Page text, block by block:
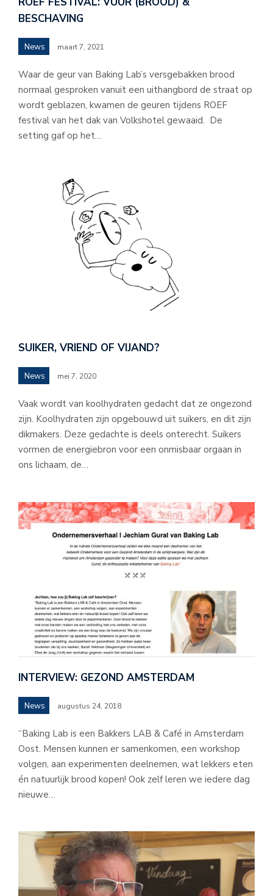
BESCHAVING
News maart 7, 2021
Waar de geur van Baking Lab’s versgebakken brood
normaal gesproken vanuit een uithangbord de straat op
wordt geblazen, kwamen de geuren tijdens ROEF
festival van het dak van Volkshotel gewaaid. De
setting gaf op het…
SUIKER, VRIEND OF VIJAND?
News mei 7, 2020
Vaak wordt van koolhydraten gedacht dat ze ongezond
zijn. Koolhydraten zijn opgebouwd uit suikers, en dit zijn
dikmakers. Deze gedachte is deels onterecht. Suikers
vormen de energiebron voor een onmisbaar orgaan in
ons lichaam, de…
INTERVIEW: GEZOND AMSTERDAM
News augustus 24, 2018
“Baking Lab is een Bakkers LAB & Café in Amsterdam
Oost. Mensen kunnen er samenkomen, een workshop
volgen, aan experimenten deelnemen, wat lekkers eten
én natuurlijk brood kopen! Ook zelf leren we iedere dag
nieuwe…